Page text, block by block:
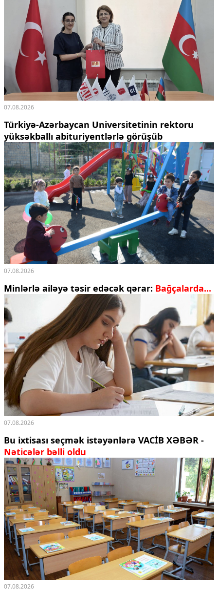
07.08.2026
Türkiyə-Azərbaycan Universitetinin rektoru
yüksəkballı abituriyentlərlə görüşüb
07.08.2026
Minlərlə ailəyə təsir edəcək qərar: Bağçalarda...
07.08.2026
Bu ixtisası seçmək istəyənlərə VACİB XƏBƏR -
Nəticələr bəlli oldu
07.08.2026